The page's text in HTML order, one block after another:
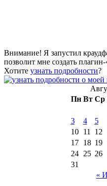
Внимание! Я запустил
позволит мне создать
Хотите узнать подробности?
Пн Вт Ср
3
4 5
10
11 12
17
18 19
24
25 26
31
«